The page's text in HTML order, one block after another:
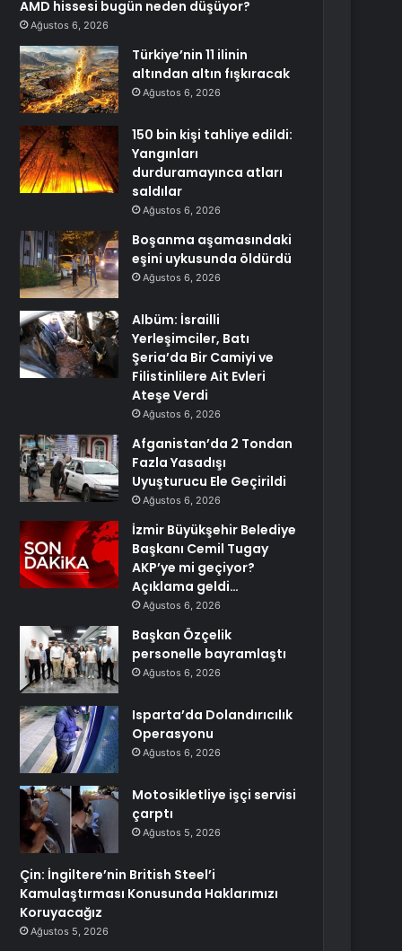
AMD hissesi bugün neden düşüyor?
Ağustos 6, 2026
Türkiye’nin 11 ilinin
altından altın fışkıracak
Ağustos 6, 2026
150 bin kişi tahliye edildi:
Yangınları
durduramayınca atları
saldılar
Ağustos 6, 2026
Boşanma aşamasındaki
eşini uykusunda öldürdü
Ağustos 6, 2026
Albüm: İsrailli
Yerleşimciler, Batı
Şeria’da Bir Camiyi ve
Filistinlilere Ait Evleri
Ateşe Verdi
Ağustos 6, 2026
Afganistan’da 2 Tondan
Fazla Yasadışı
Uyuşturucu Ele Geçirildi
Ağustos 6, 2026
İzmir Büyükşehir Belediye
Başkanı Cemil Tugay
AKP’ye mi geçiyor?
Açıklama geldi…
Ağustos 6, 2026
Başkan Özçelik
personelle bayramlaştı
Ağustos 6, 2026
Isparta’da Dolandırıcılık
Operasyonu
Ağustos 6, 2026
Motosikletliye işçi servisi
çarptı
Ağustos 5, 2026
Çin: İngiltere’nin British Steel’i
Kamulaştırması Konusunda Haklarımızı
Koruyacağız
Ağustos 5, 2026